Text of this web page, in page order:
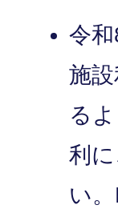
令
施
る
利
い